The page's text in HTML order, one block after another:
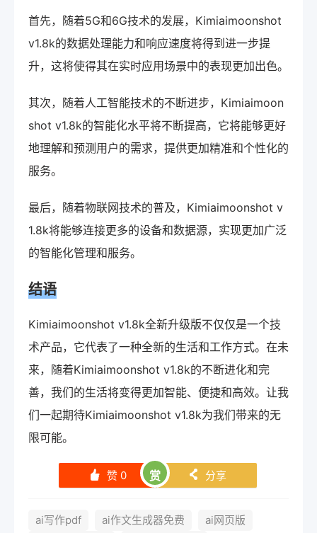
首先，随着5G和6G技术的发展，Kimiaimoonshot
v1.8k的数据处理能力和响应速度将得到进一步提
升，这将使得其在实时应用场景中的表现更加出色。
其次，随着人工智能技术的不断进步，Kimiaimoon
shot v1.8k的智能化水平将不断提高，它将能够更好
地理解和预测用户的需求，提供更加精准和个性化的
服务。
最后，随着物联网技术的普及，Kimiaimoonshot v
1.8k将能够连接更多的设备和数据源，实现更加广泛
的智能化管理和服务。
结语
Kimiaimoonshot v1.8k全新升级版不仅仅是一个技
术产品，它代表了一种全新的生活和工作方式。在未
来，随着Kimiaimoonshot v1.8k的不断进化和完
善，我们的生活将变得更加智能、便捷和高效。让我
们一起期待Kimiaimoonshot v1.8k为我们带来的无
限可能。
󰄼 赞 0 赏 󰄯 分享
ai写作pdf ai作文生成器免费
ai网页版